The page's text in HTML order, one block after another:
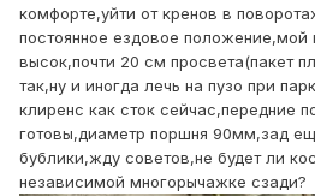
комфорте,уйти от кренов в
постоянное ездовое
высок,почти 20 см просвета(пакет
так,ну и иногда лечь на пузо при
клиренс как сток сейчас,передние
готовы,диаметр поршня 90мм,зад
бублики,жду советов,не будет ли
независимой многорычажке сзади?